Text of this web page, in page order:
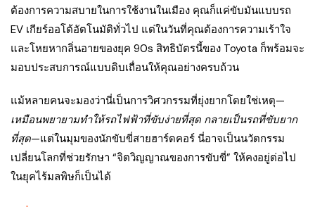
ต้องการความสบายในการใช้งานในเมือง คุณก็แค่ขับมันแบบรถ
EV เกียร์ออโต้อัตโนมัติทั่วไป แต่ในวันที่คุณต้องการความเร้าใจ
และโหยหากลิ่นอายของยุค 90s สิทธิบัตรนี้ของ Toyota ก็พร้อมจะ
มอบประสบการณ์แบบดิบเถื่อนให้คุณอย่างครบถ้วน
แม้หลายคนจะมองว่านี่เป็นการวิศวกรรมที่ยุ่งยากโดยใช่เหตุ—
เหมือนพยายามทำให้รถไฟฟ้าที่ขับง่ายที่สุด กลายเป็นรถที่ขับยาก
ที่สุด—แต่ในมุมของนักขับขี่สายฮาร์ดคอร์ นี่อาจเป็นนวัตกรรม
เปลี่ยนโลกที่ช่วยรักษา “จิตวิญญาณของการขับขี่” ให้คงอยู่ต่อไป
ในยุคไร้มลพิษก็เป็นได้